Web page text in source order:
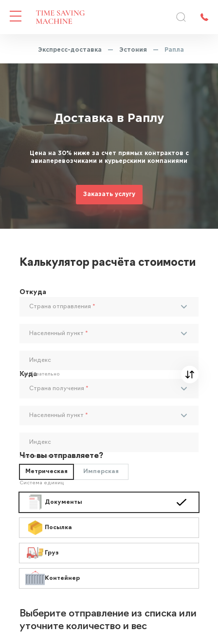
Экспресс-доставка — Эстония — Рапла
Доставка в Раплу
Цена на 30% ниже за счет прямых контрактов с
авиаперевозчиками и курьерскими компаниями
Заказать услугу
Калькулятор расчёта стоимости
Откуда
Страна отправления *
Населенный пункт *
Индекс
Необязательно
Куда
Страна получения *
Населенный пункт *
Индекс
Необязательно
Что вы отправляете?
Метрическая Имперская
Система единиц
Документы
Посылка
Груз
Контейнер
Выберите отправление из списка или
уточните количество и вес